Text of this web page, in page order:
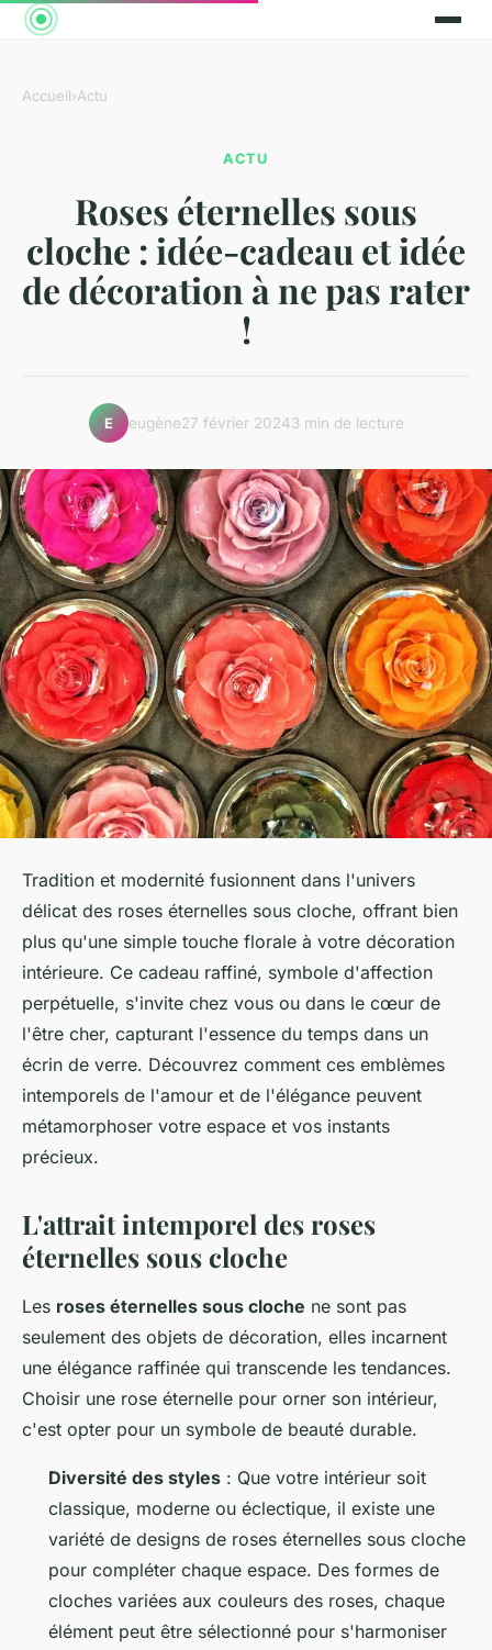
Accueil›Actu
ACTU
Roses éternelles sous
cloche : idée-cadeau et idée
de décoration à ne pas rater
!
E eugène27 février 20243 min de lecture
Tradition et modernité fusionnent dans l'univers
délicat des roses éternelles sous cloche, offrant bien
plus qu'une simple touche florale à votre décoration
intérieure. Ce cadeau raffiné, symbole d'affection
perpétuelle, s'invite chez vous ou dans le cœur de
l'être cher, capturant l'essence du temps dans un
écrin de verre. Découvrez comment ces emblèmes
intemporels de l'amour et de l'élégance peuvent
métamorphoser votre espace et vos instants
précieux.
L'attrait intemporel des roses
éternelles sous cloche
Les roses éternelles sous cloche ne sont pas
seulement des objets de décoration, elles incarnent
une élégance raffinée qui transcende les tendances.
Choisir une rose éternelle pour orner son intérieur,
c'est opter pour un symbole de beauté durable.
Diversité des styles : Que votre intérieur soit
classique, moderne ou éclectique, il existe une
variété de designs de roses éternelles sous cloche
pour compléter chaque espace. Des formes de
cloches variées aux couleurs des roses, chaque
élément peut être sélectionné pour s'harmoniser